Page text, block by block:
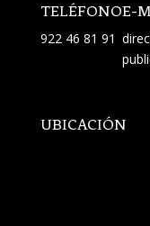
TELÉFONO
922 46 81 91
E-
UBICACIÓN